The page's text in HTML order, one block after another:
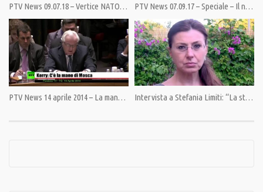
PTV News 09.07.18 – Vertice NATO molto inquieto PTV News 07.09.17 – Speciale – Il numero due di Hezbollah: “Il mostro (ISIS) ha attaccato il suo creatore (USA)”
PTV News 14 aprile 2014 – La mano pesante di Kiev Intervista a Stefania Limiti: “La strategia dell’inganno”